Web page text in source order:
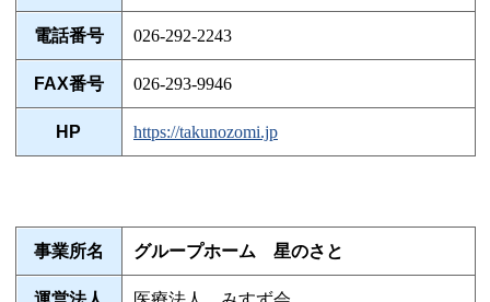
電話番号 026-292-2243
FAX番号 026-293-9946
HP https://takunozomi.jp
事業所名 グループホーム 星のさと